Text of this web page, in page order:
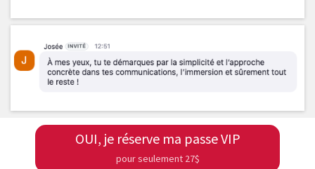
OUI, je réserve ma passe VIP
pour seulement 27$